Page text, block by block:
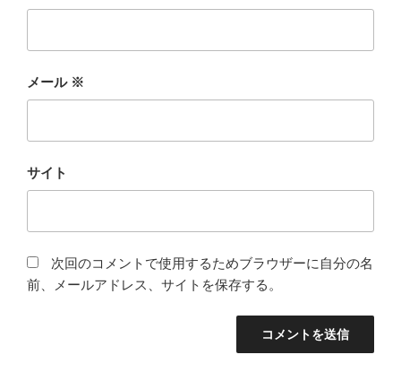
メール ※
サイト
次回のコメントで使用するためブラウザーに自分の名
前、メールアドレス、サイトを保存する。